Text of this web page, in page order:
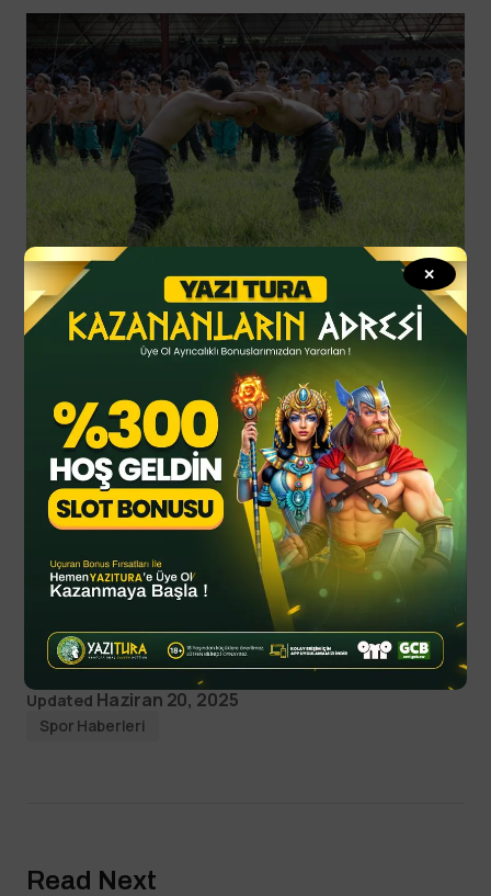
✕
Kırkpınar, M.S. 14. yüzyıldan bu yana kesintisiz
düzenlenen dünyanın en uzun soluklu spor etkinliği
olarak Guinness Rekorlar Kitabı’na geçmiştir.
Geleneksel yağlı güreşin bir kültür mirası olarak
tanınması, halk katılımı ve medyada geniş yankı
uyandırması bu etkinliğin sadece bir spor olayı
olmadığını gösteriyor.
yazituraonline
yazituraoyna
yazituraspor
YTSPOR
Updated Haziran 20, 2025
Spor Haberleri
Read Next